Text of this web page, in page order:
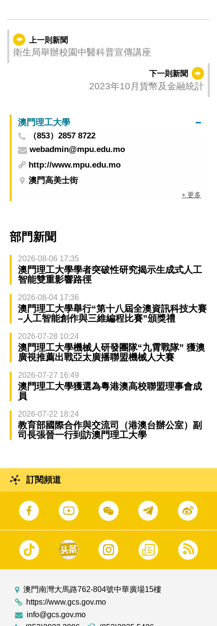
上一則新聞
衛生局舉辦校園中醫科普宣傳講座
下一則新聞
2023年10月貨幣及金融統計
澳門理工大學
（853）2857 8722
webadmin@mpu.edu.mo
http://www.mpu.edu.mo
澳門高美士街
+ 更多
部門新聞
2026-08-06 17:35
澳門理工大學學者突破性研究揭示生成式人工
智能雙重影響路徑
2026-08-04 17:36
澳門理工大學舉行“第十八屆全澳資訊科技大賽
–人工智能創作與三維編程比賽”頒獎禮
2026-07-28 10:24
澳門理工大學機械人研發團隊“九霄戰隊” 獲澳
廣視推薦出戰亞太廣播聯盟機械人大賽
2026-07-27 16:49
澳門理工大學獲選為粵港澳高校聯盟理事會成
員
2026-07-22 18:24
教育部國際合作與交流司（港澳台辦公室）副
司長張晉一行到訪澳門理工大學
訂閱頻道
澳門南灣大馬路762-804號中華廣場15樓
https://www.gcs.gov.mo
info@gcs.gov.mo